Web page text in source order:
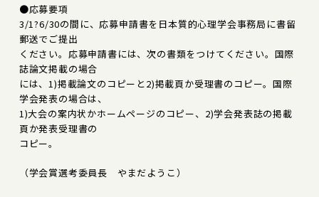
●応募要項
3/1?6/30の間に、応募申請書を日本質的心理学会事務局に書留
郵送でご提出
ください。応募申請書には、次の書類をつけてください。国際
誌論文掲載の場合
には、1)掲載論文のコピーと2)掲載頁か受理書のコピー。国際
学会発表の場合は、
1)大会の案内状かホームページのコピー、2)学会発表誌の掲載
頁か発表受理書の
コピー。
（学会賞選考委員長 やまだようこ）